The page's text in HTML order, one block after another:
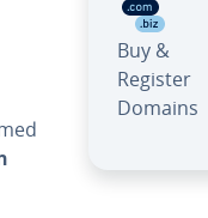
Buy &
Register
Domains